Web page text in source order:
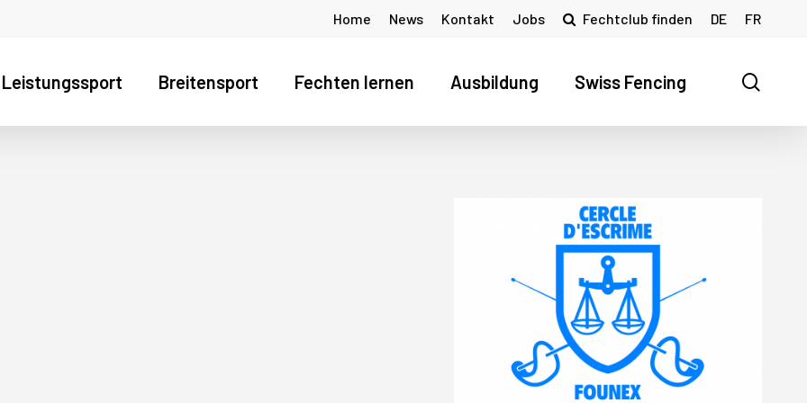
Home News Kontakt Jobs Fechtclub finden DE FR
Leistungssport Breitensport Fechten lernen Ausbildung Swiss Fencing